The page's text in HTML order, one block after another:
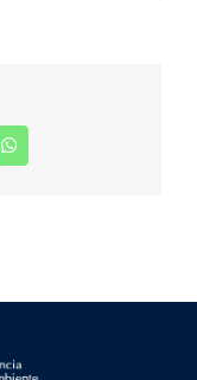
WhatsApp